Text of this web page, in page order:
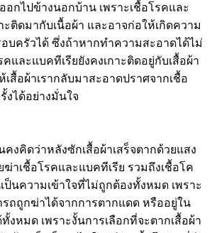
อกไปข้างนอกบ้าน เพราะเชื้อโรคและ
ะติดมากับเนื้อผ้า และอาจก่อให้เกิดความ
อบครัวได้ ซึ่งถ้าหากทำความสะอาดได้ไม่
และแบคทีเรียยังคงเกาะติดอยู่กับเสื้อผ้า
เสื้อผ้าเรากลับมาสะอาดปราศจากเชื้อ
งได้อย่างมั่นใจ
หลังซักเสื้อผ้าเสร็จตากด้วยแสง
าเชื้อโรคและแบคทีเรีย รวมถึงเชื้อโค
ป็นความเข้าใจที่ไม่ถูกต้องทั้งหมด เพราะ
รถถูกฆ่าได้จากการตากแดด หรืออยู่ใน
งหมด เพราะงั้นการเลือกที่จะตากเสื้อผ้า